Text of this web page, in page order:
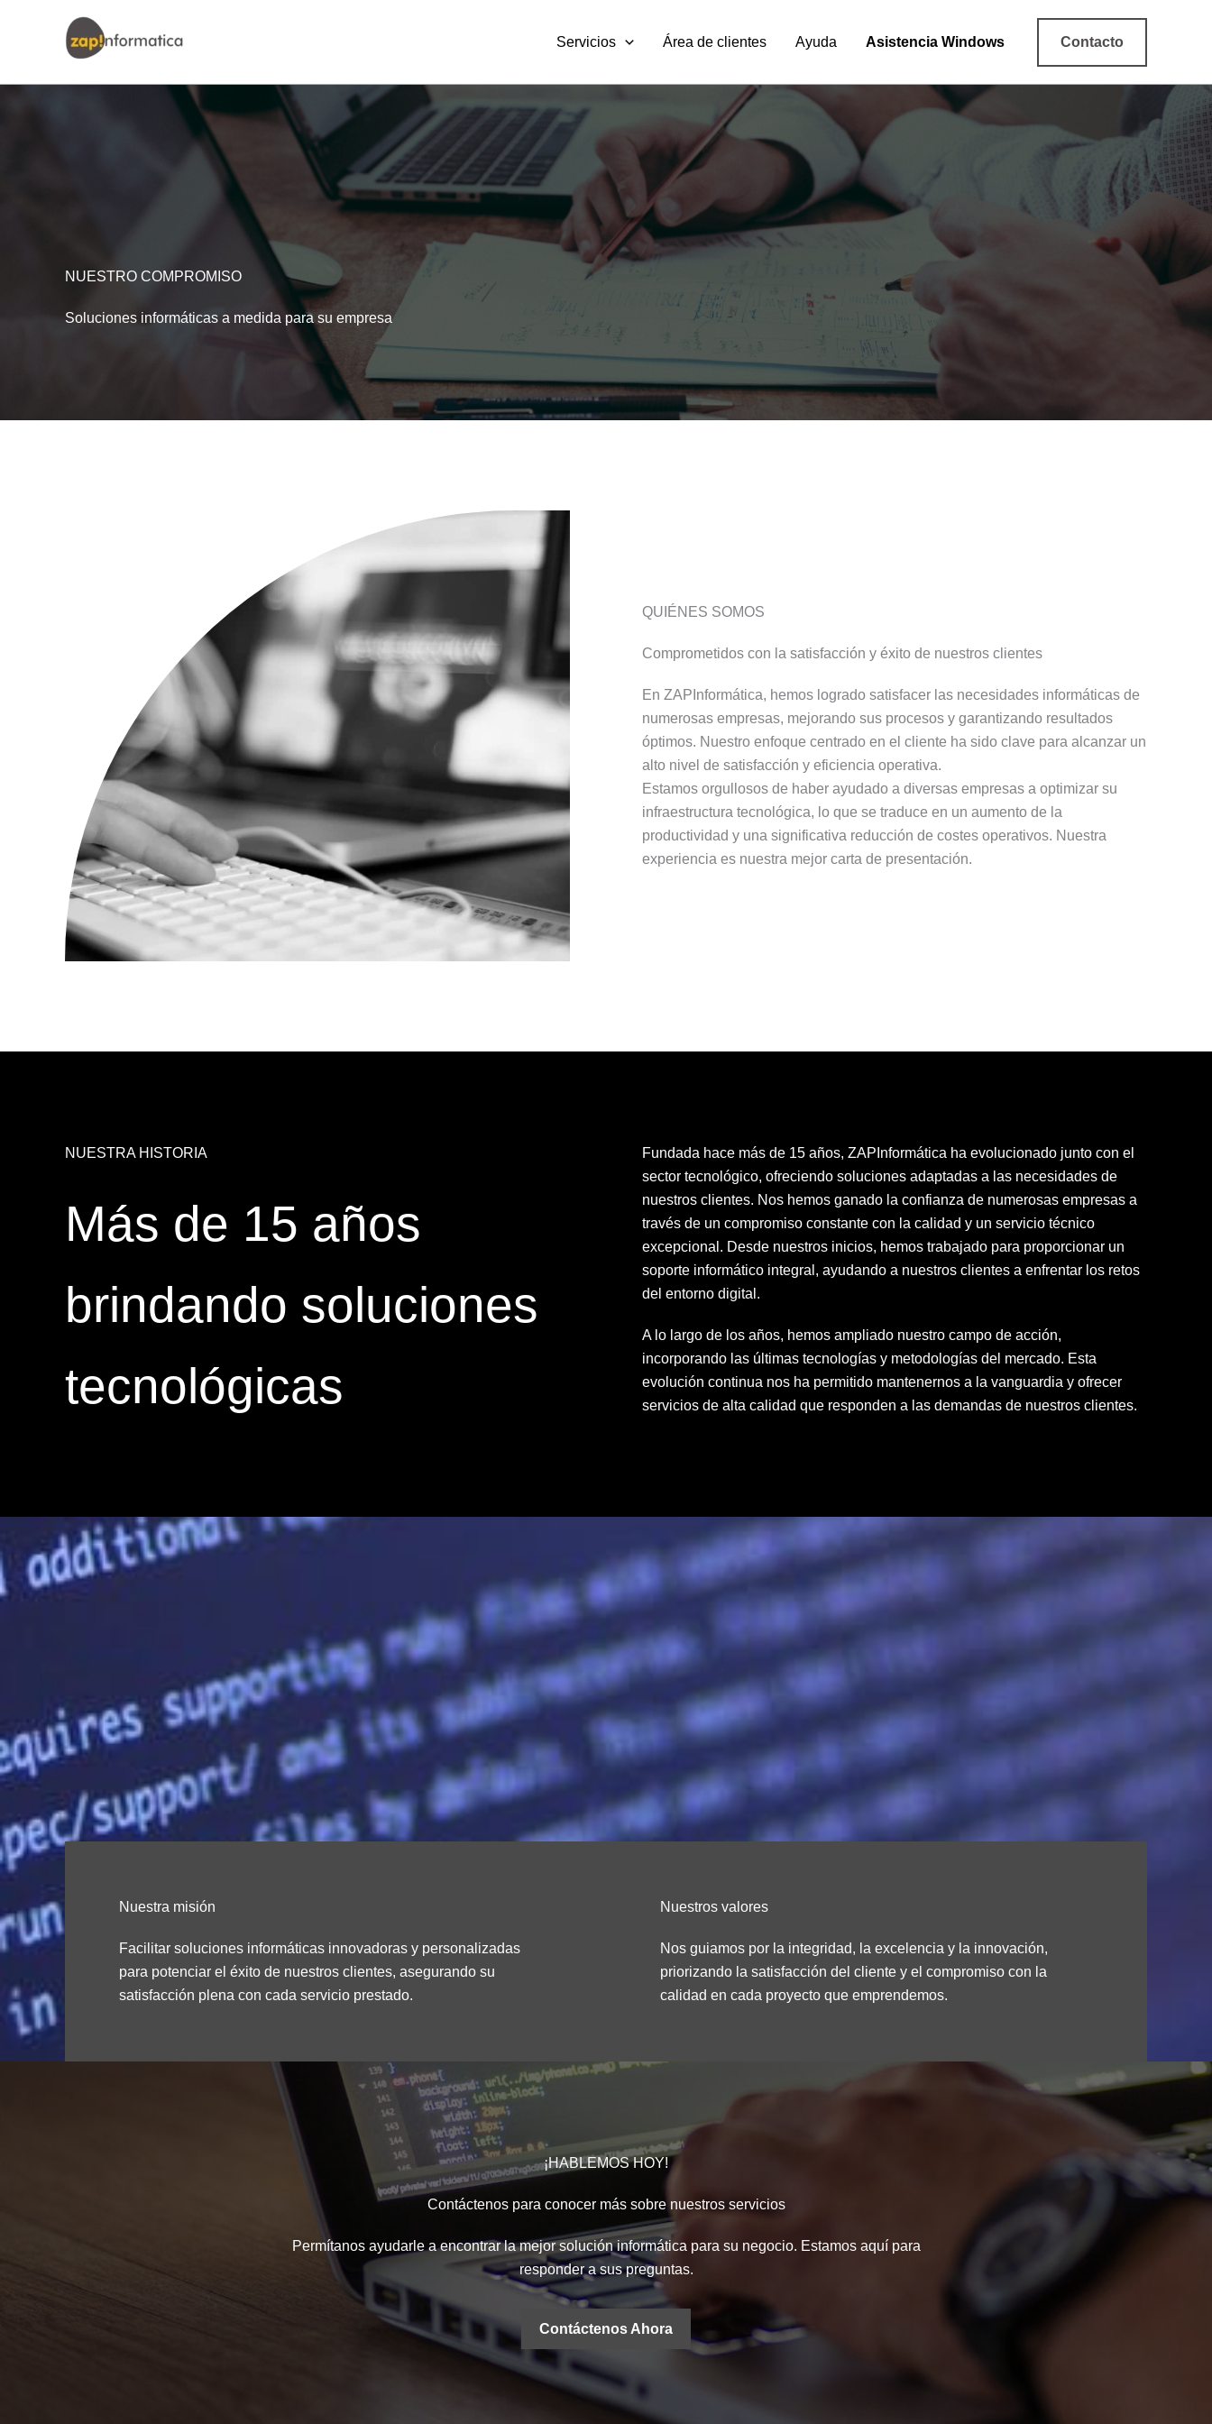
Servicios Área de clientes Ayuda Asistencia Windows Contacto
NUESTRO COMPROMISO
Soluciones informáticas a medida para su empresa
QUIÉNES SOMOS
Comprometidos con la satisfacción y éxito de nuestros clientes
En ZAPInformática, hemos logrado satisfacer las necesidades informáticas de
numerosas empresas, mejorando sus procesos y garantizando resultados
óptimos. Nuestro enfoque centrado en el cliente ha sido clave para alcanzar un
alto nivel de satisfacción y eficiencia operativa.
Estamos orgullosos de haber ayudado a diversas empresas a optimizar su
infraestructura tecnológica, lo que se traduce en un aumento de la
productividad y una significativa reducción de costes operativos. Nuestra
experiencia es nuestra mejor carta de presentación.
NUESTRA HISTORIA
Más de 15 años
brindando soluciones
tecnológicas
Fundada hace más de 15 años, ZAPInformática ha evolucionado junto con el
sector tecnológico, ofreciendo soluciones adaptadas a las necesidades de
nuestros clientes. Nos hemos ganado la confianza de numerosas empresas a
través de un compromiso constante con la calidad y un servicio técnico
excepcional. Desde nuestros inicios, hemos trabajado para proporcionar un
soporte informático integral, ayudando a nuestros clientes a enfrentar los retos
del entorno digital.
A lo largo de los años, hemos ampliado nuestro campo de acción,
incorporando las últimas tecnologías y metodologías del mercado. Esta
evolución continua nos ha permitido mantenernos a la vanguardia y ofrecer
servicios de alta calidad que responden a las demandas de nuestros clientes.
Nuestra misión
Facilitar soluciones informáticas innovadoras y personalizadas
para potenciar el éxito de nuestros clientes, asegurando su
satisfacción plena con cada servicio prestado.
Nuestros valores
Nos guiamos por la integridad, la excelencia y la innovación,
priorizando la satisfacción del cliente y el compromiso con la
calidad en cada proyecto que emprendemos.
¡HABLEMOS HOY!
Contáctenos para conocer más sobre nuestros servicios
Permítanos ayudarle a encontrar la mejor solución informática para su negocio. Estamos aquí para
responder a sus preguntas.
Contáctenos Ahora